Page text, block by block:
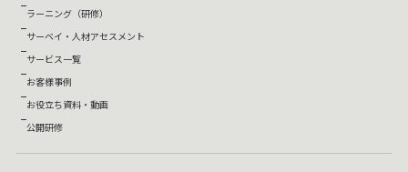
ラーニング（研修）
サーベイ・人材アセスメント
サービス一覧
お客様事例
お役立ち資料・動画
公開研修